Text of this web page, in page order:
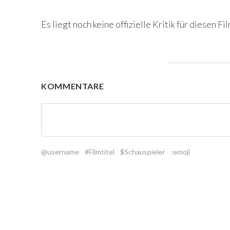
Es liegt noch keine offizielle Kritik für diesen
KOMMENTARE
@username #Filmtitel $Schauspieler :emoji